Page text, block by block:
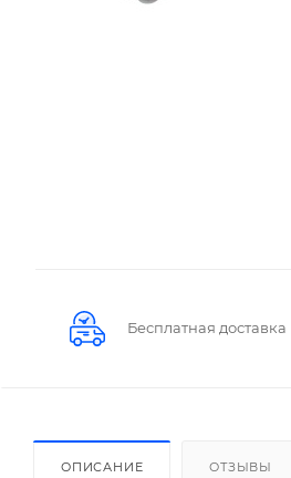
Бесплатная доставка
ОПИСАНИЕ ОТЗЫВЫ